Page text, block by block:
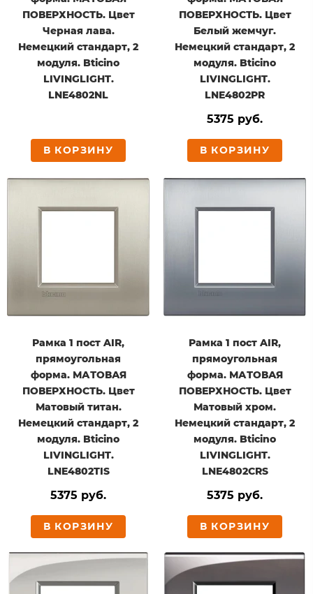
ПОВЕРХНОСТЬ. Цвет
Черная лава.
Немецкий стандарт, 2
модуля. Bticino
LIVINGLIGHT.
LNE4802NL
В КОРЗИНУ
ПОВЕРХНОСТЬ. Цвет
Белый жемчуг.
Немецкий стандарт, 2
модуля. Bticino
LIVINGLIGHT.
LNE4802PR
5375 руб.
В КОРЗИНУ
Рамка 1 пост AIR,
прямоугольная
форма. МАТОВАЯ
ПОВЕРХНОСТЬ. Цвет
Матовый титан.
Немецкий стандарт, 2
модуля. Bticino
LIVINGLIGHT.
LNE4802TIS
5375 руб.
В КОРЗИНУ
Рамка 1 пост AIR,
прямоугольная
форма. МАТОВАЯ
ПОВЕРХНОСТЬ. Цвет
Матовый хром.
Немецкий стандарт, 2
модуля. Bticino
LIVINGLIGHT.
LNE4802CRS
5375 руб.
В КОРЗИНУ